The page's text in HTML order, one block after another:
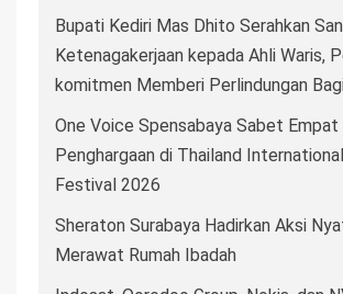
Bupati Kediri Mas Dhito Serahkan
Ketenagakerjaan kepada Ahli Waris,
komitmen Memberi Perlindungan
One Voice Spensabaya Sabet Empat
Penghargaan di Thailand
Festival 2026
Sheraton Surabaya Hadirkan Aksi
Merawat Rumah Ibadah